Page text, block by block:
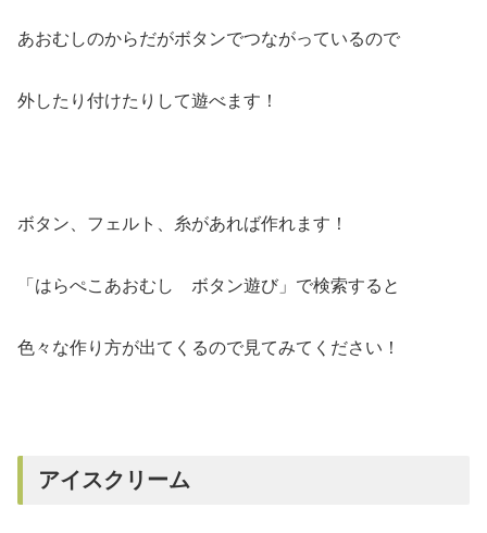
あおむしのからだがボタンでつながっているので
外したり付けたりして遊べます！
ボタン、フェルト、糸があれば作れます！
「はらぺこあおむし ボタン遊び」で検索すると
色々な作り方が出てくるので見てみてください！
アイスクリーム